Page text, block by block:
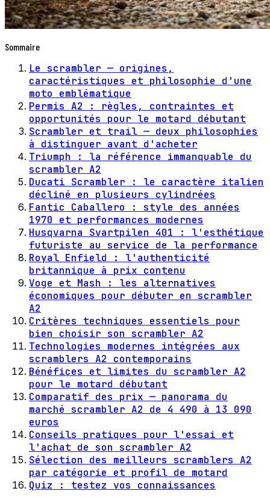
Sommaire
Le scrambler — origines,
caractéristiques et philosophie d'une
moto emblématique
Permis A2 : règles, contraintes et
opportunités pour le motard débutant
Scrambler et trail — deux philosophies
à distinguer avant d'acheter
Triumph : la référence immanquable du
scrambler A2
Ducati Scrambler : le caractère italien
décliné en plusieurs cylindrées
Fantic Caballero : style des années
1970 et performances modernes
Husqvarna Svartpilen 401 : l'esthétique
futuriste au service de la performance
Royal Enfield : l'authenticité
britannique à prix contenu
Voge et Mash : les alternatives
économiques pour débuter en scrambler
A2
Critères techniques essentiels pour
bien choisir son scrambler A2
Technologies modernes intégrées aux
scramblers A2 contemporains
Bénéfices et limites du scrambler A2
pour le motard débutant
Comparatif des prix — panorama du
marché scrambler A2 de 4 490 à 13 090
euros
Conseils pratiques pour l'essai et
l'achat de son scrambler A2
Sélection des meilleurs scramblers A2
par catégorie et profil de motard
Quiz : testez vos connaissances